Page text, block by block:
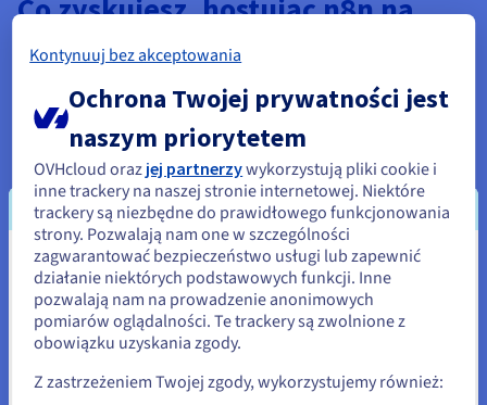
Co zyskujesz, hostując n8n na
serwerze VPS
Wydaje się, że znajdujesz się w
Stany Zjednoczone
Jeśli chcesz złożyć zamówienie w Stany Zjednoczone, wyszukaj
Kontynuuj bez akceptowania
Ochrona Twojej prywatności jest
naszym priorytetem
OVHcloud oraz jej partnerzywykorzystują pliki cookie i
inne trackery na naszej stronie internetowej. Niektóre
trackery są niezbędne do prawidłowego funkcjonowania
strony. Pozwalają nam one w szczególności
zagwarantować bezpieczeństwo usługi lub zapewnić
działanie niektórych podstawowych funkcji. Inne
pozwalają nam na prowadzenie anonimowych
pomiarów oglądalności. Te trackery są zwolnione z
obowiązku uzyskania zgody.
Z zastrzeżeniem Twojej zgody, wykorzystujemy również: